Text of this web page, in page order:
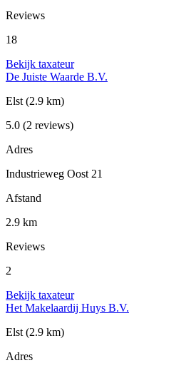
Reviews
18
Bekijk taxateur
De Juiste Waarde B.V.
Elst (2.9 km)
5.0 (2 reviews)
Adres
Industrieweg Oost 21
Afstand
2.9 km
Reviews
2
Bekijk taxateur
Het Makelaardij Huys B.V.
Elst (2.9 km)
Adres